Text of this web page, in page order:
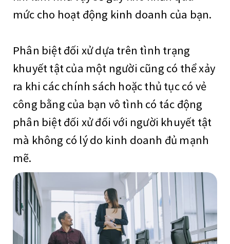
mức cho hoạt động kinh doanh của bạn.
Phân biệt đối xử dựa trên tình trạng
khuyết tật của một người cũng có thể xảy
ra khi các chính sách hoặc thủ tục có vẻ
công bằng của bạn vô tình có tác động
phân biệt đối xử đối với người khuyết tật
mà không có lý do kinh doanh đủ mạnh
mẽ.